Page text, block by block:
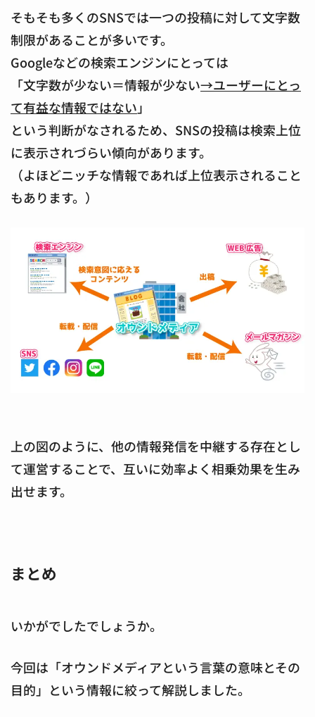
そもそも多くのSNSでは一つの投稿に対して文字数
制限があることが多いです。
Googleなどの検索エンジンにとっては
「文字数が少ない＝情報が少ない→ユーザーにとっ
て有益な情報ではない」
という判断がなされるため、SNSの投稿は検索上位
に表示されづらい傾向があります。
（よほどニッチな情報であれば上位表示されること
もあります。）
上の図のように、他の情報発信を中継する存在とし
て運営することで、互いに効率よく相乗効果を生み
出せます。
まとめ
いかがでしたでしょうか。
今回は「オウンドメディアという言葉の意味とその
目的」という情報に絞って解説しました。